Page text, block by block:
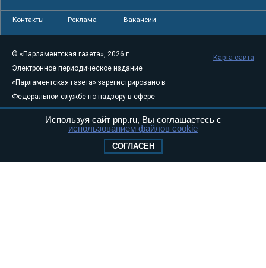
Контакты Реклама Вакансии
© «Парламентская газета», 2026 г.
Электронное периодическое издание
«Парламентская газета» зарегистрировано в
Федеральной службе по надзору в сфере
связи, информационных технологий и
массовых коммуникаций (Роскомнадзор) 05
Свидетельство о регистрации Эл № ФС77-
Карта сайта
Используя сайт pnp.ru, Вы соглашаетесь с
использованием файлов cookie
СОГЛАСЕН